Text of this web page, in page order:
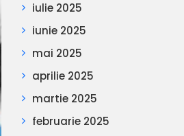
iulie 2025
iunie 2025
mai 2025
aprilie 2025
martie 2025
februarie 2025